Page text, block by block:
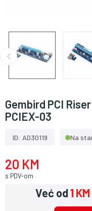
Gembird PCI
PCIEX-03
ID: AD30119 Na
20 KM
s PDV-om
Već od1 KM